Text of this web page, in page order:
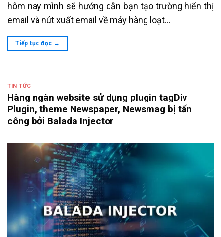
hôm nay mình sẽ hướng dẫn bạn tạo trường hiển thị
email và nút xuất email về máy hàng loạt…
Tiếp tục đọc →
TIN TỨC
Hàng ngàn website sử dụng plugin tagDiv
Plugin, theme Newspaper, Newsmag bị tấn
công bởi Balada Injector